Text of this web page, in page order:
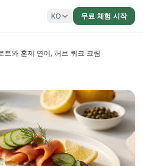
KO 무료 체험 시작
트와 훈제 연어, 허브 쿼크 크림